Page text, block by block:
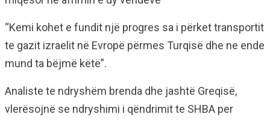
“Kemi kohet e fundit një progres sa i përket transportit
te gazit izraelit në Evropë përmes Turqisë dhe ne ende
mund ta bëjmë këtë”.
Analiste te ndryshëm brenda dhe jashtë Greqisë,
vlerësojnë se ndryshimi i qëndrimit te SHBA per